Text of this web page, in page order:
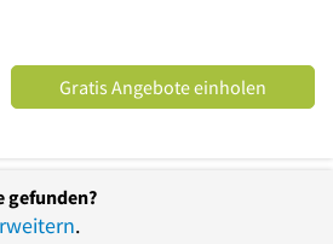
Gratis Angebote einholen
gefunden?
.